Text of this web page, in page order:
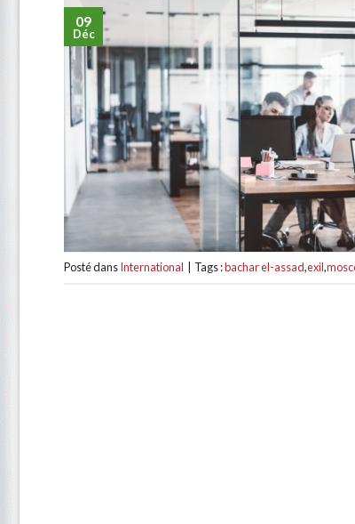
09
Déc
Posté dansInternational Tags :bachar el-assad,exil,